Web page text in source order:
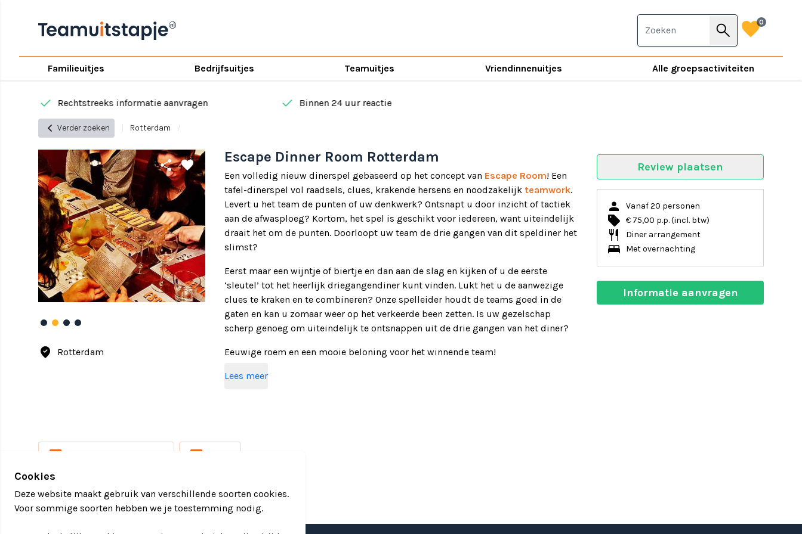
Familieuitjes Bedrijfsuitjes Teamuitjes Vriendinnenuitjes Alle groepsactiviteiten
search favorite0
done Rechtstreeks informatie aanvragen done Binnen 24 uur reactie
chevron_left Verder zoeken Rotterdam /
Escape Dinner Room Rotterdam
Een volledig nieuw dinerspel gebaseerd op het concept van Escape Room! Een
tafel-dinerspel vol raadsels, clues, krakende hersens en noodzakelijk teamwork.
Levert u het team de punten of uw denkwerk? Ontsnapt u door inzicht of tactiek
aan de afwasploeg? Kortom, het spel is geschikt voor iedereen, want uiteindelijk
draait het om de punten. Doorloopt uw team de drie gangen van dit speldiner het
slimst?
Eerst maar een wijntje of biertje en dan aan de slag en kijken of u de eerste
‘sleutel’ tot het heerlijk driegangendiner kunt vinden. Lukt het u de aanwezige
clues te kraken en te combineren? Onze spelleider houdt de teams goed in de
gaten en kan u zomaar weer op het verkeerde been zetten. Is uw gezelschap
scherp genoeg om uiteindelijk te ontsnappen uit de drie gangen van het diner?
Eeuwige roem en een mooie beloning voor het winnende team!
Dit uitje is inclusief:
Lees meer
Review plaatsen
person Vanaf 20 personen
local_offer € 75,00 p.p. (incl. btw)
restaurant Diner arrangement
bed Met overnachting
Informatie aanvragen
share favorite
where_to_vote Rotterdam
local_activity local_activity
Cookies
Deze website maakt gebruik van verschillende soorten cookies.
Voor sommige soorten hebben we je toestemming nodig.